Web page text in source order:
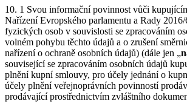
10. 1 Svou informační povinnost vůči
Nařízení Evropského parlamentu a Rady
fyzických osob v souvislosti se zpracováním
volném pohybu těchto údajů a o zrušení
nařízení o ochraně osobních údajů) (dále jen „
související se zpracováním osobních údajů
plnění kupní smlouvy, pro účely jednání o
účely plnění veřejnoprávních povinností
prodávající prostřednictvím zvláštního